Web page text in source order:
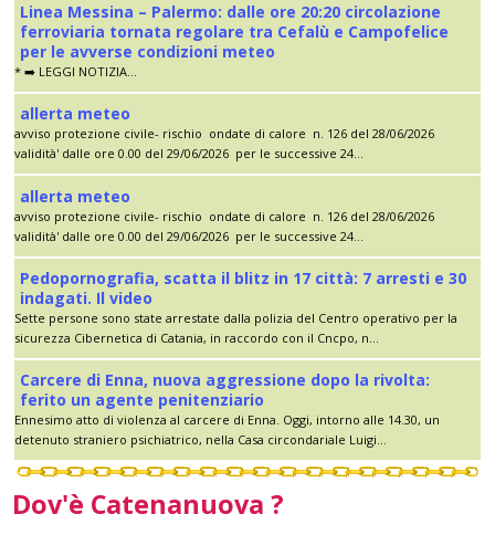
Linea Messina – Palermo: dalle ore 20:20 circolazione
ferroviaria tornata regolare tra Cefalù e Campofelice
per le avverse condizioni meteo
* ➡️ LEGGI NOTIZIA...
allerta meteo
avviso protezione civile- rischio ondate di calore n. 126 del 28/06/2026
validità' dalle ore 0.00 del 29/06/2026 per le successive 24...
allerta meteo
avviso protezione civile- rischio ondate di calore n. 126 del 28/06/2026
validità' dalle ore 0.00 del 29/06/2026 per le successive 24...
Pedopornografia, scatta il blitz in 17 città: 7 arresti e 30
indagati. Il video
Sette persone sono state arrestate dalla polizia del Centro operativo per la
sicurezza Cibernetica di Catania, in raccordo con il Cncpo, n...
Carcere di Enna, nuova aggressione dopo la rivolta:
ferito un agente penitenziario
Ennesimo atto di violenza al carcere di Enna. Oggi, intorno alle 14.30, un
detenuto straniero psichiatrico, nella Casa circondariale Luigi...
Dov'è Catenanuova ?